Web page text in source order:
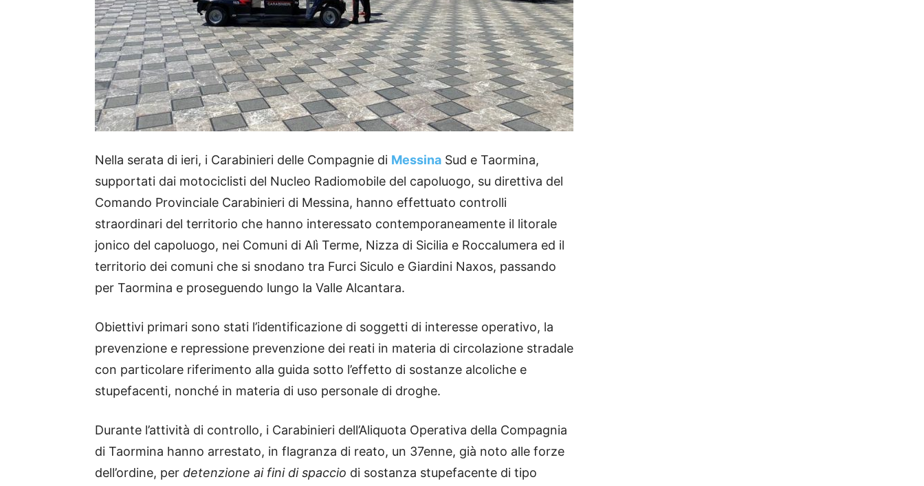
Nella serata di ieri, i Carabinieri delle Compagnie di Messina Sud e Taormina,
supportati dai motociclisti del Nucleo Radiomobile del capoluogo, su direttiva del
Comando Provinciale Carabinieri di Messina, hanno effettuato controlli
straordinari del territorio che hanno interessato contemporaneamente il litorale
jonico del capoluogo, nei Comuni di Alì Terme, Nizza di Sicilia e Roccalumera ed il
territorio dei comuni che si snodano tra Furci Siculo e Giardini Naxos, passando
per Taormina e proseguendo lungo la Valle Alcantara.
Obiettivi primari sono stati l’identificazione di soggetti di interesse operativo, la
prevenzione e repressione prevenzione dei reati in materia di circolazione stradale
con particolare riferimento alla guida sotto l’effetto di sostanze alcoliche e
stupefacenti, nonché in materia di uso personale di droghe.
Durante l’attività di controllo, i Carabinieri dell’Aliquota Operativa della Compagnia
di Taormina hanno arrestato, in flagranza di reato, un 37enne, già noto alle forze
dell’ordine, per detenzione ai fini di spaccio di sostanza stupefacente di tipo